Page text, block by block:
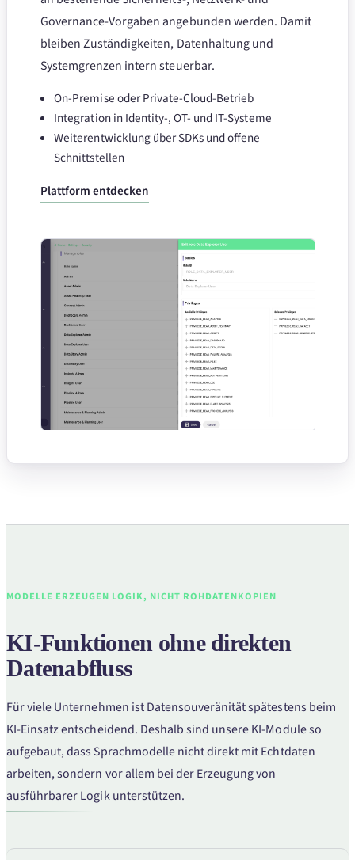
Governance-Vorgaben angebunden werden. Damit
bleiben Zuständigkeiten, Datenhaltung und
Systemgrenzen intern steuerbar.
On-Premise oder Private-Cloud-Betrieb
Integration in Identity-, OT- und IT-Systeme
Weiterentwicklung über SDKs und offene
Schnittstellen
Plattform entdecken
MODELLE ERZEUGEN LOGIK, NICHT ROHDATENKOPIEN
KI-Funktionen ohne direkten
Datenabfluss
Für viele Unternehmen ist Datensouveränität spätestens beim
KI-Einsatz entscheidend. Deshalb sind unsere KI-Module so
aufgebaut, dass Sprachmodelle nicht direkt mit Echtdaten
arbeiten, sondern vor allem bei der Erzeugung von
ausführbarer Logik unterstützen.